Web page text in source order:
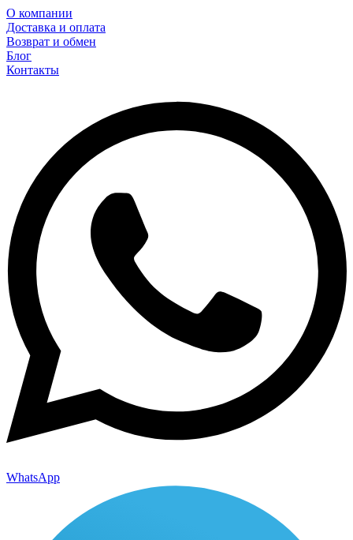
О компании
Доставка и оплата
Возврат и обмен
Блог
Контакты
WhatsApp